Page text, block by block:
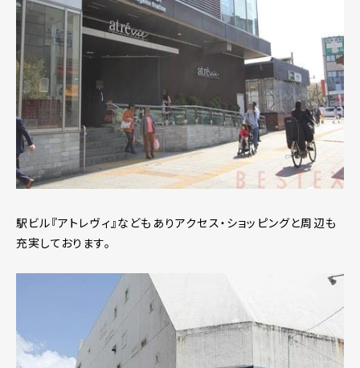
駅ビル『アトレヴィ』などもありアクセス・ショッピングと周辺も
充実しております。